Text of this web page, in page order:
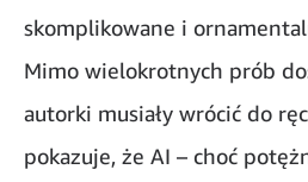
skomplikowane i
Mimo wielokrotnych prób
autorki musiały wrócić do
pokazuje, że AI – choć